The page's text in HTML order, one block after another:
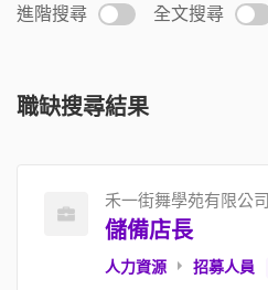
進階搜尋 全文搜尋
職缺搜尋結果
禾一街舞學苑有限公司
儲備店長
人力資源 招募人員